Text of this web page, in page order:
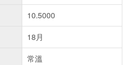
10.5000
18月
常溫